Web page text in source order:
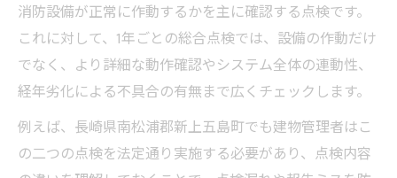
消防設備が正常に作動するかを主に確認する点検です。
これに対して、1年ごとの総合点検では、設備の作動だけ
でなく、より詳細な動作確認やシステム全体の連動性、
経年劣化による不具合の有無まで広くチェックします。
例えば、長崎県南松浦郡新上五島町でも建物管理者はこ
の二つの点検を法定通り実施する必要があり、点検内容